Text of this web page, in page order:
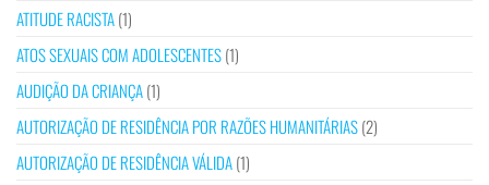
ATITUDE RACISTA(1)
ATOS SEXUAIS COM ADOLESCENTES(1)
AUDIÇÃO DA CRIANÇA(1)
AUTORIZAÇÃO DE RESIDÊNCIA POR RAZÕES HUMANITÁRIAS(2)
AUTORIZAÇÃO DE RESIDÊNCIA VÁLIDA(1)